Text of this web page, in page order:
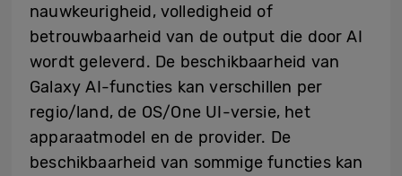
nauwkeurigheid, volledigheid of
betrouwbaarheid van de output die door AI
wordt geleverd. De beschikbaarheid van
Galaxy AI-functies kan verschillen per
regio/land, de OS/One UI-versie, het
apparaatmodel en de provider. De
beschikbaarheid van sommige functies kan